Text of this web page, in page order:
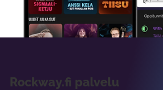
viikon ajaksi.
Rockway.fi palvelu